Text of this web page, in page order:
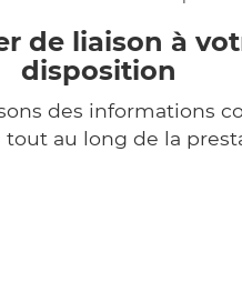
de liaison à
disposition
des informations
tout au long de la